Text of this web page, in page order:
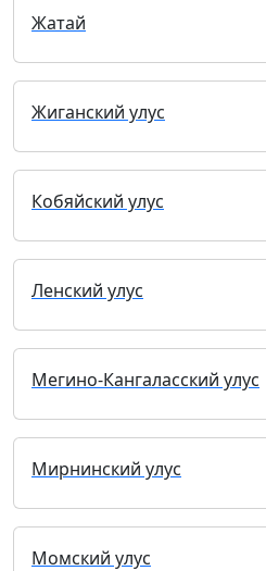
Жатай
Жиганский улус
Кобяйский улус
Ленский улус
Мегино-Кангаласский улус
Мирнинский улус
Момский улус